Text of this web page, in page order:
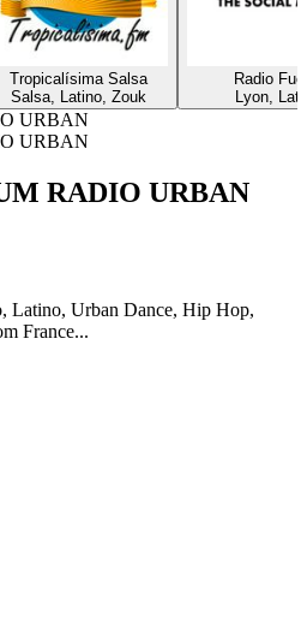
Tropicalísima Salsa
Salsa, Latino, Zouk
Radio
Lyon,
URBAN
URBAN
RADIO URBAN
Latino, Urban Dance, Hip Hop,
France...